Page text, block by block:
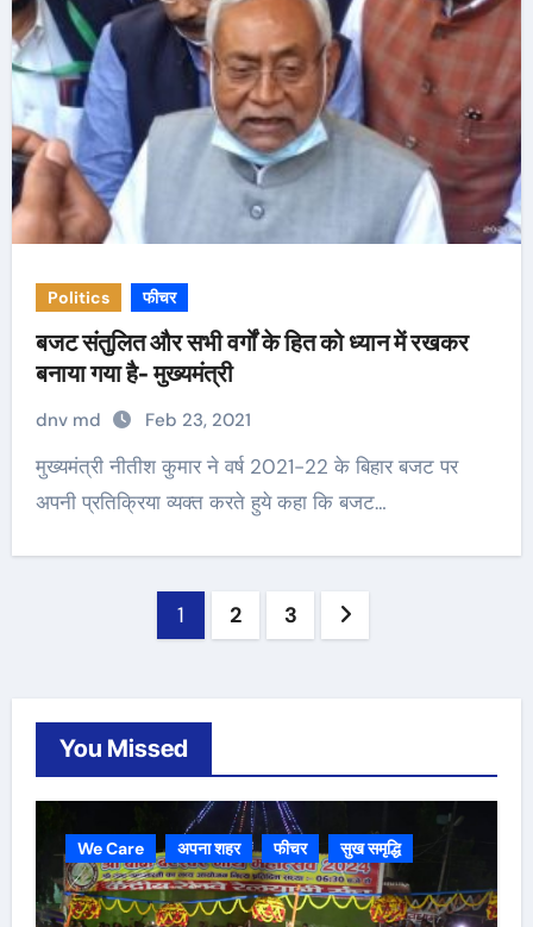
Politics फीचर
बजट संतुलित और सभी वर्गों के हित को ध्यान में रखकर
बनाया गया है- मुख्यमंत्री
dnv md Feb 23, 2021
मुख्यमंत्री नीतीश कुमार ने वर्ष 2021-22 के बिहार बजट पर
अपनी प्रतिक्रिया व्यक्त करते हुये कहा कि बजट…
1 2 3
You Missed
We Care अपना शहर फीचर सुख समृद्धि